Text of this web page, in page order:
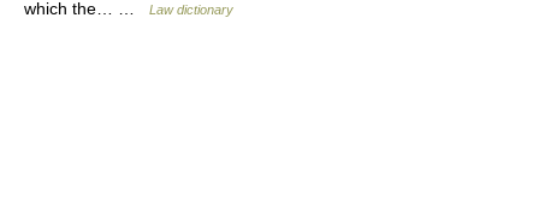
which the… …
Law dictionary